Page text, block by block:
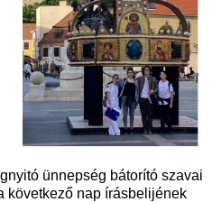
ünnepség bátorító szavai
következő nap írásbelijének